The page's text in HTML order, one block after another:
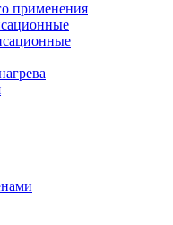
применения